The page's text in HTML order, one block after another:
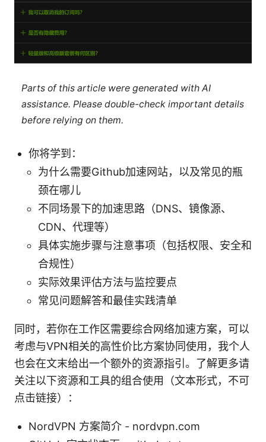
Parts of this article were generated with AI
assistance. Please double-check important details
before relying on them.
你将学到：
为什么需要Github加速网站，以及常见的瓶
颈在哪儿
不同场景下的加速思路（DNS、镜像源、
CDN、代理等）
具体实施步骤与注意事项（包括权限、安全和
合规性）
实际效果评估方法与监控要点
常见问题解答和最佳实践清单
同时，若你在工作区需要综合网络加速方案，可以
考虑与VPN相关的高性价比方案协同使用，我个人
也会在文末给出一个额外的资源指引。了解更多请
关注以下资源和工具的组合使用（文本形式，不可
点击链接）：
NordVPN 方案简介 - nordvpn.com